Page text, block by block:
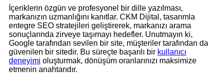
İçeriklerin özgün ve profesyonel bir dille yazılması,
markanızın uzmanlığını kanıtlar. CKM Dijital, tasarımla
entegre SEO stratejileri geliştirerek, markanızı arama
sonuçlarında zirveye taşımayı hedefler. Unutmayın ki,
Google tarafından sevilen bir site, müşteriler tarafından da
güvenilen bir sitedir. Bu süreçte başarılı bir kullanıcı
deneyimi oluşturmak, dönüşüm oranlarınızı maksimize
etmenin anahtarıdır.